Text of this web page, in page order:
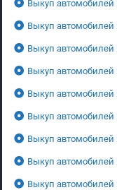
Выкуп автомобилей
Выкуп автомобилей
Выкуп
Выкуп автомобилей
Выкуп автомобилей
Выкуп автомобилей
Выкуп
Выкуп автомобилей
Выкуп автомобилей